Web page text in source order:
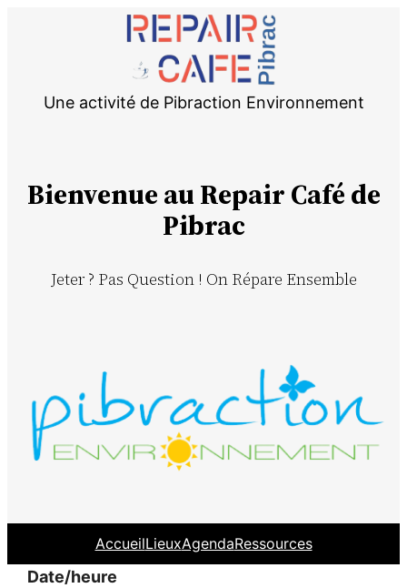
Une activité de Pibraction Environnement
Bienvenue au Repair Café de
Pibrac
Jeter ? Pas Question ! On Répare Ensemble
AccueilLieuxAgendaRessources
Date/heure